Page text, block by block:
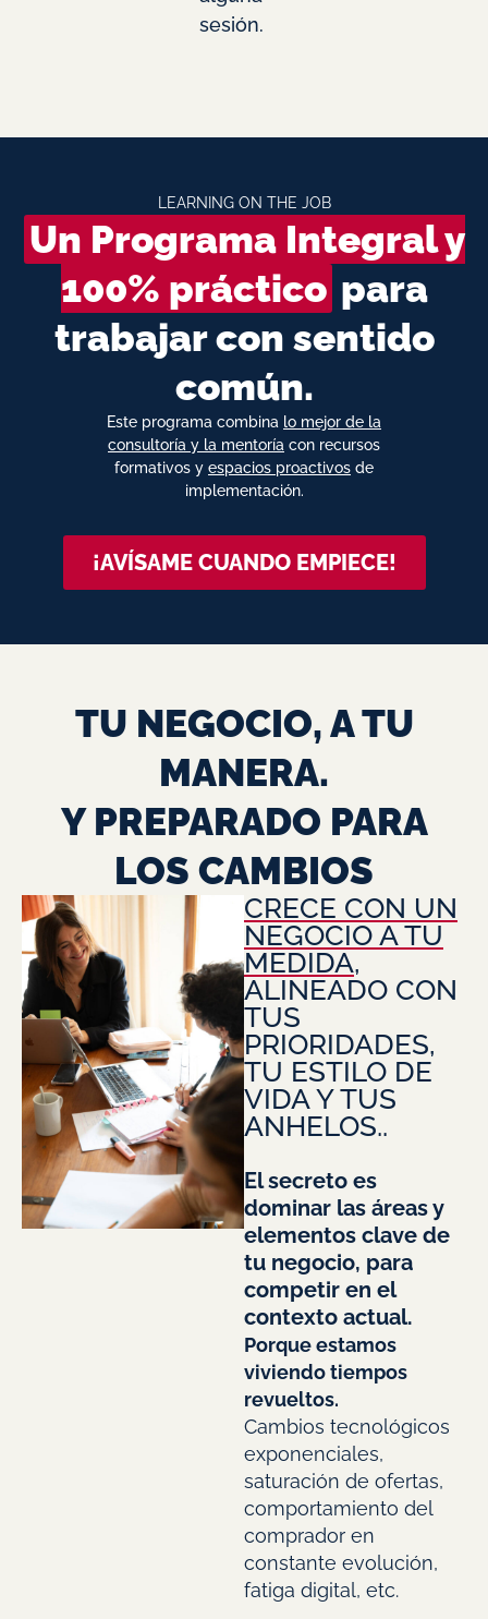
sesión.
LEARNING ON THE JOB
Un Programa Integral y
100% práctico para
trabajar con sentido
común.
Este programa combina lo mejor de la
consultoría y la mentoría con recursos
formativos y espacios proactivos de
implementación.
¡AVÍSAME CUANDO EMPIECE!
TU NEGOCIO, A TU
MANERA.
Y PREPARADO PARA
LOS CAMBIOS
CRECE CON UN
NEGOCIO A TU
MEDIDA,
ALINEADO CON
TUS
PRIORIDADES,
TU ESTILO DE
VIDA Y TUS
ANHELOS..
El secreto es
dominar las áreas y
elementos clave de
tu negocio, para
competir en el
contexto actual.
Porque estamos
viviendo tiempos
revueltos.
Cambios tecnológicos
exponenciales,
saturación de ofertas,
comportamiento del
comprador en
constante evolución,
fatiga digital, etc.